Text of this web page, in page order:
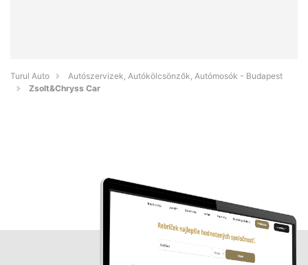
Turul Auto
Autószervizek, Autókölcsönzők, Autómosók - Budapest
Zsolt&Chryss Car